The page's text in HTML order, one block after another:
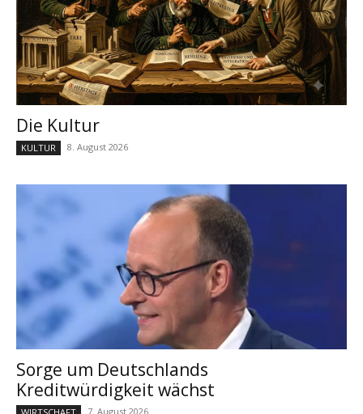
Die Kultur
KULTUR 8. August 2026
Sorge um Deutschlands
Kreditwürdigkeit wächst
7. August 2026